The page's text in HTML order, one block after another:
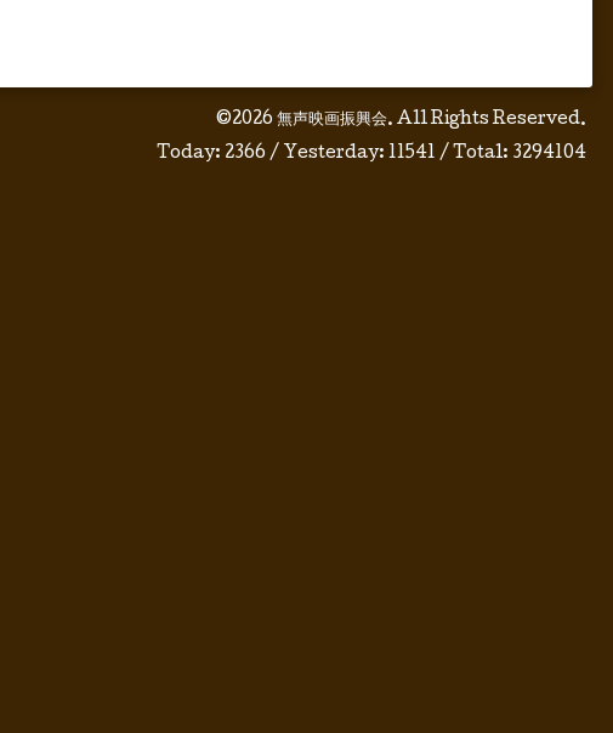
©2026 無声映画振興会. All Rights Reserved.
Today: 2366 / Yesterday: 11541 / Total: 3294104